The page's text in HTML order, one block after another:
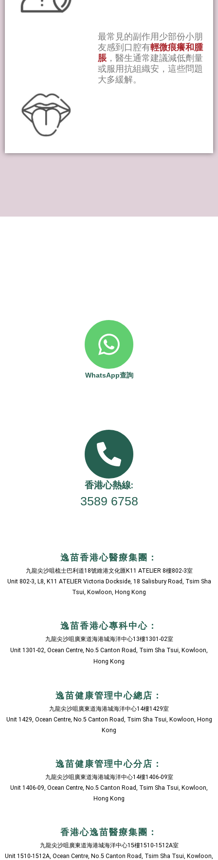
最常見的副作用少部份小朋
友感到口腔有輕微痕癢和腫
脹，醫生通常建議減低劑量
或服用抗組織安，這些問題
大多緩解。
WhatsApp查詢
香港心熱線:
3589 6758
逸苗香港心醫療集團：
九龍尖沙咀梳士巴利道18號維港文化匯K11 ATELIER 8樓802-3室
Unit 802-3, L8, K11 ATELIER Victoria Dockside, 18 Salisbury Road, Tsim Sha
Tsui, Kowloon, Hong Kong
逸苗香港心專科中心：
九龍尖沙咀廣東道海港城海洋中心13樓1301-02室
Unit 1301-02, Ocean Centre, No.5 Canton Road, Tsim Sha Tsui, Kowloon,
Hong Kong
逸苗健康管理中心總店：
九龍尖沙咀廣東道海港城海洋中心14樓1429室
Unit 1429, Ocean Centre, No.5 Canton Road, Tsim Sha Tsui, Kowloon, Hong
Kong
逸苗健康管理中心分店：
九龍尖沙咀廣東道海港城海洋中心14樓1406-09室
Unit 1406-09, Ocean Centre, No.5 Canton Road, Tsim Sha Tsui, Kowloon,
Hong Kong
香港心逸苗醫療集團：
九龍尖沙咀廣東道海港城海洋中心15樓1510-1512A室
Unit 1510-1512A, Ocean Centre, No.5 Canton Road, Tsim Sha Tsui, Kowloon,